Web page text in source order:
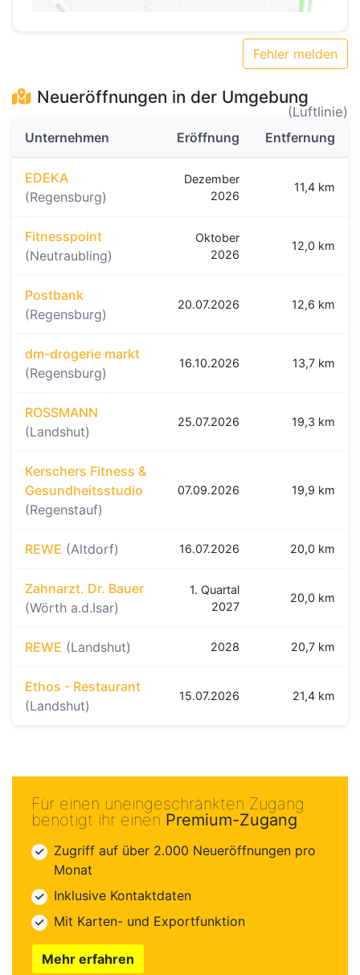
Fehler melden
Neueröffnungen in der Umgebung
(Luftlinie)
Unternehmen
Eröffnung Entfernung
EDEKA
(Regensburg)
Dezember
2026
11,4 km
Fitnesspoint
(Neutraubling)
Oktober
2026
12,0 km
Postbank
(Regensburg)
20.07.2026 12,6 km
dm-drogerie markt
(Regensburg)
16.10.2026 13,7 km
ROSSMANN
(Landshut)
25.07.2026 19,3 km
Kerschers Fitness &
Gesundheitsstudio
(Regenstauf)
07.09.2026 19,9 km
REWE (Altdorf) 16.07.2026 20,0 km
Zahnarzt. Dr. Bauer
(Wörth a.d.Isar)
1. Quartal
2027
20,0 km
REWE (Landshut) 2028 20,7 km
Ethos - Restaurant
(Landshut)
15.07.2026 21,4 km
Für einen uneingeschränkten Zugang
benötigt ihr einen Premium-Zugang
Zugriff auf über 2.000 Neueröffnungen pro
Monat
Inklusive Kontaktdaten
Mit Karten- und Exportfunktion
Mehr erfahren